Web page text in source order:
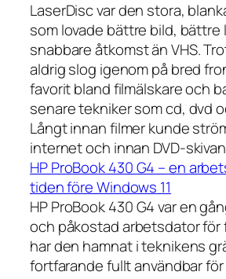
LaserDisc var den stora,
som lovade bättre bild, bättre
snabbare åtkomst än VHS.
aldrig slog igenom på bred
favorit bland filmälskare och
senare tekniker som cd, dvd
Långt innan filmer kunde
internet och innan DVD-
HP ProBook 430 G4 – en
tiden före Windows 11
HP ProBook 430 G4 var en
och påkostad arbetsdator för
har den hamnat i teknikens
fortfarande fullt användbar för